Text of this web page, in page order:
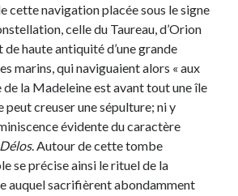
cette navigation placée sous le signe
celle du Taureau, d’Orion
haute antiquité d’une grande
marins, qui naviguaient alors « aux
de la Madeleine est avant tout une île
peut creuser une sépulture; ni y
évidente du caractère
Délos. Autour de cette tombe
se précise ainsi le rituel de la
auquel sacrifièrent abondamment